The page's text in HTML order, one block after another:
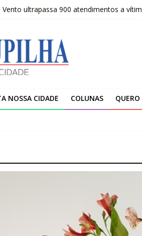
ultrapassa 900 atendimentos a
formação para profissionais de Apaes
Festival de Inverno da Escola Pública de
NOSSA CIDADE COLUNAS